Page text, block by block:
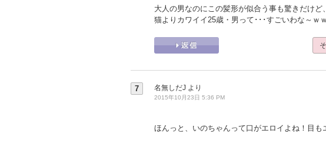
大人の男なのにこの髪形が似合う事も驚きだけど、
猫よりカワイイ25歳・男って･･･すごいわな～ｗ
7 名無しだJ より
2015年10月23日 5:36 PM
ほんっと、いのちゃんって口がエロイよね！目も